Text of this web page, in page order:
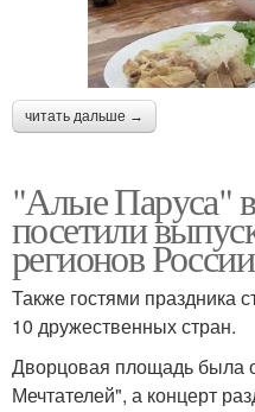
читать дальше →
"Алые Паруса"
посетили
регионов
Также гостями праздника
10 дружественных стран.
Дворцовая площадь была
Мечтателей", а концерт